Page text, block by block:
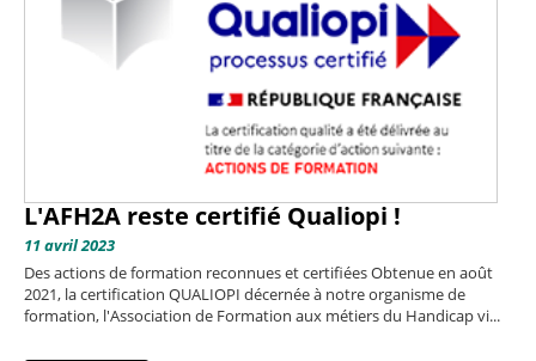
L'AFH2A reste certifié Qualiopi !
11 avril 2023
Des actions de formation reconnues et certifiées Obtenue en août
2021, la certification QUALIOPI décernée à notre organisme de
formation, l'Association de Formation aux métiers du Handicap vi...